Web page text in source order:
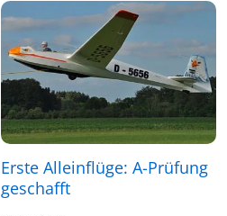
Erste Alleinflüge: A-Prüfung
geschafft